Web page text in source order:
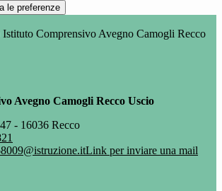
le preferenze
Istituto Comprensivo Avegno Camogli Recco
Avegno Camogli Recco Uscio
- 16036 Recco
Link per inviare una mail